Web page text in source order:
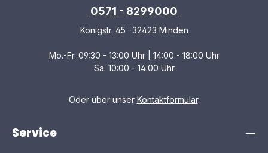
0571 - 8299000
Königstr. 45 · 32423 Minden
Mo.-Fr. 09:30 - 13:00 Uhr | 14:00 - 18:00 Uhr
Sa. 10:00 - 14:00 Uhr
Oder über unser Kontaktformular.
Service